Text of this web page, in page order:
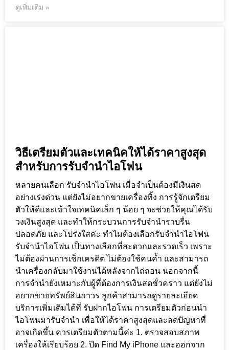
ดูเพิ่มเติม »
วิธีเตรียมตัวและเทคนิคให้ได้ราคาสูงสุด
สำหรับการรับจำนำไอโฟน
หลายคนเลือก รับจำนำไอโฟน เมื่อจำเป็นต้องมีเงินสด
อย่างเร่งด่วน แต่ยังไม่อยากขายเครื่องทิ้ง การรู้จักเตรียม
ตัวให้ดีและเข้าใจเทคนิคเล็ก ๆ น้อย ๆ จะช่วยให้คุณได้รับ
วงเงินสูงสุด และทำให้กระบวนการรับจำนำราบรื่น
ปลอดภัย และโปร่งใสค่ะ ทำไมต้องเลือกรับจำนำไอโฟน
รับจำนำไอโฟน เป็นทางเลือกที่สะดวกและรวดเร็ว เพราะ
ไม่ต้องผ่านการเช็กเครดิต ไม่ต้องใช้คนค้ำ และสามารถ
นำเครื่องกลับมาใช้งานได้หลังจากไถ่ถอน นอกจากนี้
การจำนำยังเหมาะกับผู้ที่ต้องการเงินสดชั่วคราว แต่ยังไม่
อยากขายทรัพย์สินถาวร ลูกค้าสามารถดูรายละเอียด
บริการเพิ่มเติมได้ที่ รับฝากไอโฟน การเตรียมตัวก่อนนำ
ไอโฟนมารับจำนำ เพื่อให้ได้ราคาสูงสุดและลดปัญหาที่
อาจเกิดขึ้น ควรเตรียมตัวตามนี้ค่ะ 1. ตรวจสอบสภาพ
เครื่องให้เรียบร้อย 2. ปิด Find My iPhone และออกจาก